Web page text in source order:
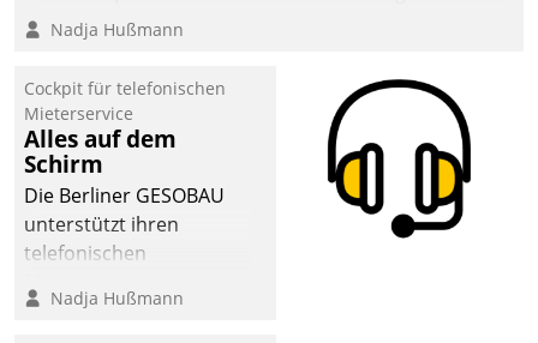
Nadja Hußmann
Cockpit für telefonischen
Mieterservice
Alles auf dem
Schirm
Die Berliner GESOBAU
unterstützt ihren
telefonischen
digitalen Cockpit, das
Nadja Hußmann